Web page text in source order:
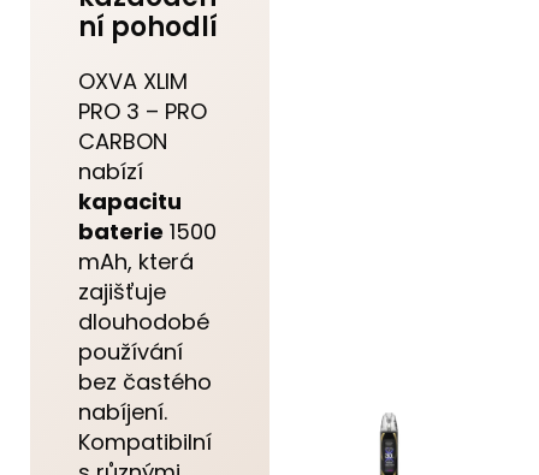
ní pohodlí
OXVA XLIM
PRO 3 – PRO
CARBON
nabízí
kapacitu
baterie 1500
mAh, která
zajišťuje
dlouhodobé
používání
bez častého
nabíjení.
Kompatibilní